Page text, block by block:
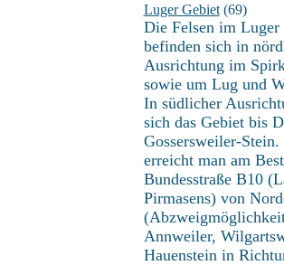
Luger Gebiet(69)
Die Felsen im Luger
befinden sich in
Ausrichtung im
sowie um Lug und
In südlicher
sich das Gebiet bis
Gossersweiler-Stein.
erreicht man am
Bundesstraße B10
Pirmasens) von
Annweiler,
Hauenstein in